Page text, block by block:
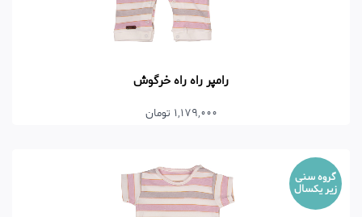
رامپر راه راه خرگوش
1,179,000 تومان
گروه سنی
زیر یکسال